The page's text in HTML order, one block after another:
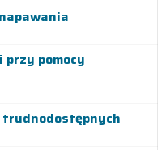
pomocy